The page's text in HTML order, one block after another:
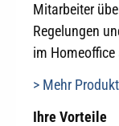
Mitarbeiter
Regelungen
im
> Mehr
Ihre Vorteile